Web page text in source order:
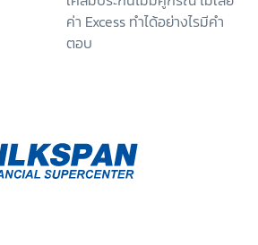
ารไม่ให้ความยินยอมจะมีผลทำให้ข้าพเจ้า
จได้รับความสะดวกในการใช้บริการน้อย
สนทนา เป็นการแสดงเจตนายินยอมของ
ลงลายมือชื่อเป็นหลักฐาน รวบรวมเบี้ย
ค่า Excess ทำได้อย่างไรมีคำ
ตอบ